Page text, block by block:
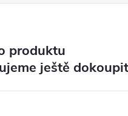
produktu
ještě dokoupit